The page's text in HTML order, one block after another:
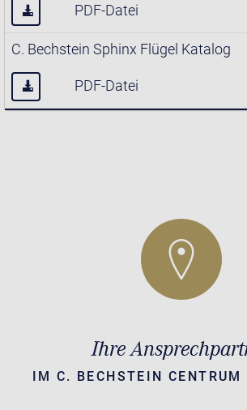
PDF-Datei
C. Bechstein Sphinx Flügel Katalog
PDF-Datei
Ihre
IM C. BECHSTEIN CENTRUM